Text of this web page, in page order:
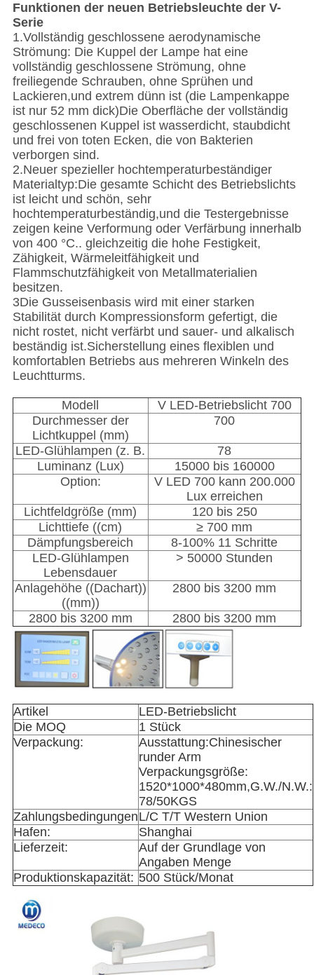
Funktionen der neuen Betriebsleuchte der V-
Serie
1.Vollständig geschlossene aerodynamische
Strömung: Die Kuppel der Lampe hat eine
vollständig geschlossene Strömung, ohne
freiliegende Schrauben, ohne Sprühen und
Lackieren,und extrem dünn ist (die Lampenkappe
ist nur 52 mm dick)Die Oberfläche der vollständig
geschlossenen Kuppel ist wasserdicht, staubdicht
und frei von toten Ecken, die von Bakterien
verborgen sind.
2.Neuer spezieller hochtemperaturbeständiger
Materialtyp:Die gesamte Schicht des Betriebslichts
ist leicht und schön, sehr
hochtemperaturbeständig,und die Testergebnisse
zeigen keine Verformung oder Verfärbung innerhalb
von 400 °C.. gleichzeitig die hohe Festigkeit,
Zähigkeit, Wärmeleitfähigkeit und
Flammschutzfähigkeit von Metallmaterialien
besitzen.
3Die Gusseisenbasis wird mit einer starken
Stabilität durch Kompressionsform gefertigt, die
nicht rostet, nicht verfärbt und sauer- und alkalisch
beständig ist.Sicherstellung eines flexiblen und
komfortablen Betriebs aus mehreren Winkeln des
Leuchtturms.
Modell
V LED-Betriebslicht 700
Durchmesser der
Lichtkuppel (mm)
700
LED-Glühlampen (z. B.
78
Luminanz (Lux)
15000 bis 160000
Option:
V LED 700 kann 200.000
Lux erreichen
Lichtfeldgröße (mm)
120 bis 250
Lichttiefe ((cm)
≥ 700 mm
Dämpfungsbereich
8-100% 11 Schritte
LED-Glühlampen
Lebensdauer
> 50000 Stunden
Anlagehöhe ((Dachart))
((mm))
2800 bis 3200 mm
2800 bis 3200 mm 2800 bis 3200 mm
Artikel
LED-Betriebslicht
Die MOQ
1 Stück
Verpackung:
Ausstattung:Chinesischer
runder Arm
Verpackungsgröße:
1520*1000*480mm,G.W./N.W.:
78/50KGS
ZahlungsbedingungenL/C T/T Western Union
Hafen:
Shanghai
Lieferzeit:
Auf der Grundlage von
Angaben Menge
Produktionskapazität: 500 Stück/Monat